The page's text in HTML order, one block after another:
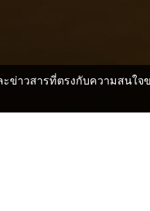
ะข่าวสารที่ตรงกับความสนใ